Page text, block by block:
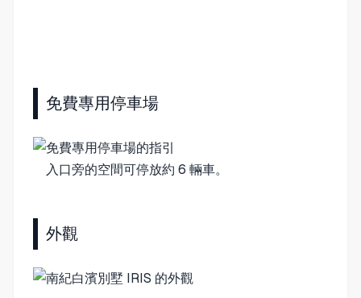
免費專用停車場
入口旁的空間可停放約 6 輛車。
外觀